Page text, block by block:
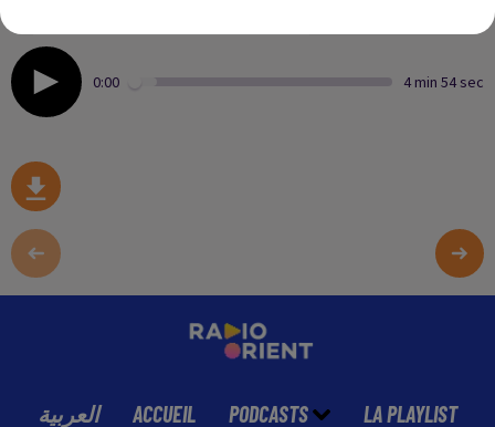
0:00 4 min 54 sec
العربية ACCUEIL PODCASTS LA PLAYLIST